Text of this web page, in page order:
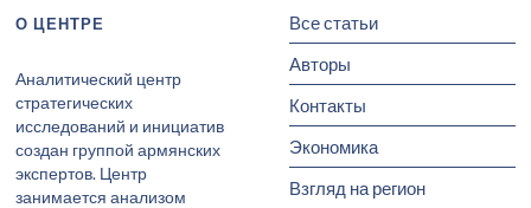
О ЦЕНТРЕ
Аналитический центр
стратегических
исследований и инициатив
создан группой армянских
экспертов. Центр
занимается анализом
Все статьи
Авторы
Контакты
Экономика
Взгляд на регион